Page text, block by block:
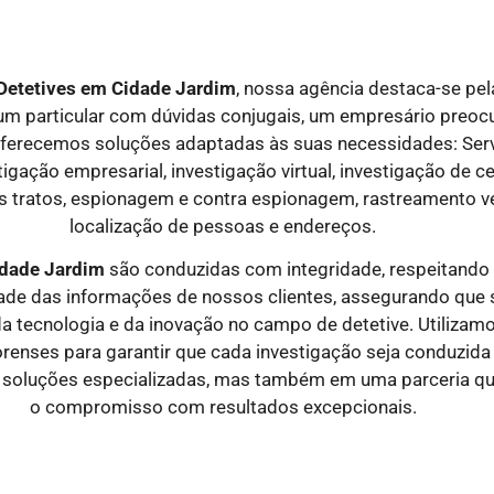
em Cidade Jardim, nossa agência destaca-se
particular com dúvidas conjugais, um empresário
soluções adaptadas às suas necessidades:
empresarial, investigação virtual, investigação de
espionagem e contra espionagem, rastreamento
localização de pessoas e endereços.
Jardim são conduzidas com integridade,
das informações de nossos clientes, assegurando
tecnologia e da inovação no campo de detetive.
para garantir que cada investigação seja
especializadas, mas também em uma parceria
o compromisso com resultados excepcionais.